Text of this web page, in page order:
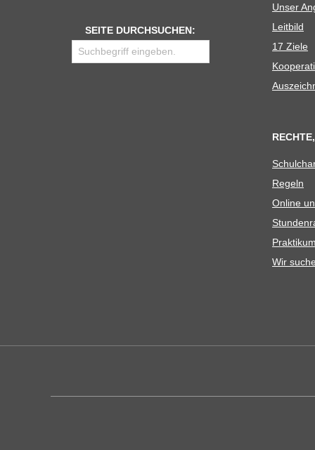
SEITE DURCHSUCHEN:
Unser
Leit­bild
17 Ziele
Regeln
Online
Wir